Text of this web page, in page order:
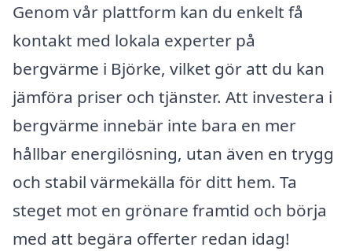
Genom vår plattform kan du enkelt få
kontakt med lokala experter på
bergvärme i Björke, vilket gör att du kan
jämföra priser och tjänster. Att investera i
bergvärme innebär inte bara en mer
hållbar energilösning, utan även en trygg
och stabil värmekälla för ditt hem. Ta
steget mot en grönare framtid och börja
med att begära offerter redan idag!